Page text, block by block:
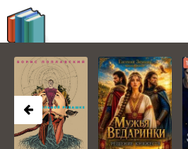
BOOKPLANETA.COM